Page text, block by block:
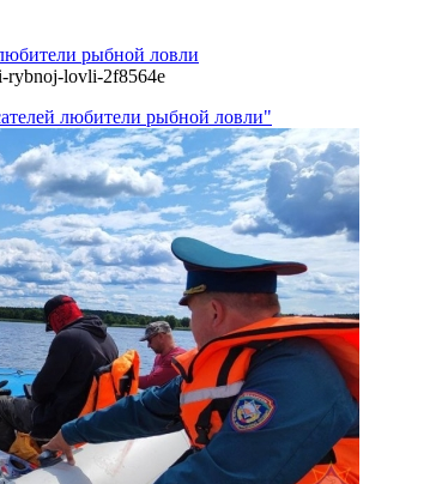
рыбной ловли
rybnoj-lovli-2f8564e
любители рыбной ловли"